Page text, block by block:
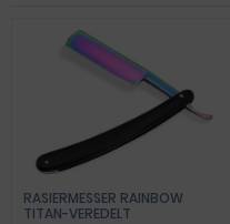
RASIERMESSER RAINBOW
TITAN-VEREDELT